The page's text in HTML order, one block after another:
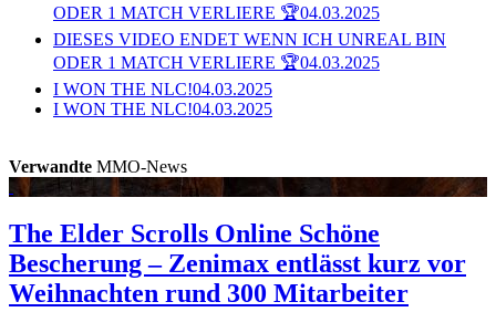
ODER 1 MATCH VERLIERE 🏆04.03.2025
DIESES VIDEO ENDET WENN ICH UNREAL BIN
ODER 1 MATCH VERLIERE 🏆04.03.2025
I WON THE NLC!04.03.2025
I WON THE NLC!04.03.2025
Verwandte MMO-News
The Elder Scrolls Online Schöne
Bescherung – Zenimax entlässt kurz vor
Weihnachten rund 300 Mitarbeiter